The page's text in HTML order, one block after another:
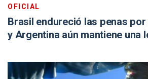
OFICIAL
Brasil endureció las penas
y Argentina aún mantiene una